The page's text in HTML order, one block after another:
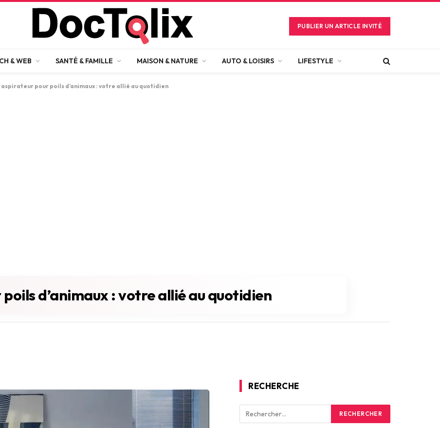
PUBLIER UN ARTICLE INVITÉ
& WEB SANTÉ & FAMILLE MAISON & NATURE AUTO & LOISIRS LIFESTYLE
aspirateur pour poils d’animaux : votre allié au quotidien
d’animaux : votre allié au quotidien
RECHERCHE